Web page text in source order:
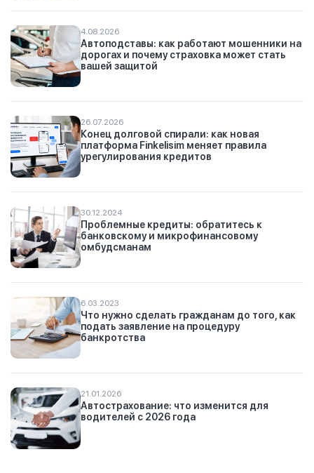
4.08.2026
Автоподставы: как работают мошенники на
дорогах и почему страховка может стать
вашей защитой
26.07.2026
Конец долговой спирали: как новая
платформа Finkelisim меняет правила
урегулирования кредитов
30.12.2024
Проблемные кредиты: обратитесь к
банковскому и микрофинансовому
омбудсманам
6.03.2023
Что нужно сделать гражданам до того, как
подать заявление на процедуру
банкротства
21.01.2026
Автострахование: что изменится для
водителей с 2026 года